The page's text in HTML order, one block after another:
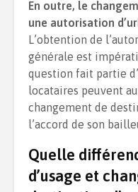
En outre, le
une autorisation
L’obtention de
générale est
question fait partie
locataires peuvent
changement de
l’accord de son
Quelle
d’usage et